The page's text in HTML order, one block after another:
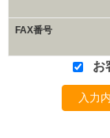
FAX番号
お
入力